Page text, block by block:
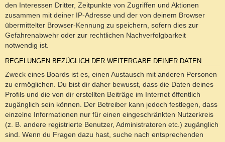
den Interessen Dritter, Zeitpunkte von Zugriffen und Aktionen
zusammen mit deiner IP-Adresse und der von deinem Browser
übermittelter Browser-Kennung zu speichern, sofern dies zur
Gefahrenabwehr oder zur rechtlichen Nachverfolgbarkeit
notwendig ist.
REGELUNGEN BEZÜGLICH DER WEITERGABE DEINER DATEN
Zweck eines Boards ist es, einen Austausch mit anderen Personen
zu ermöglichen. Du bist dir daher bewusst, dass die Daten deines
Profils und die von dir erstellten Beiträge im Internet öffentlich
zugänglich sein können. Der Betreiber kann jedoch festlegen, dass
einzelne Informationen nur für einen eingeschränkten Nutzerkreis
(z. B. andere registrierte Benutzer, Administratoren etc.) zugänglich
sind. Wenn du Fragen dazu hast, suche nach entsprechenden